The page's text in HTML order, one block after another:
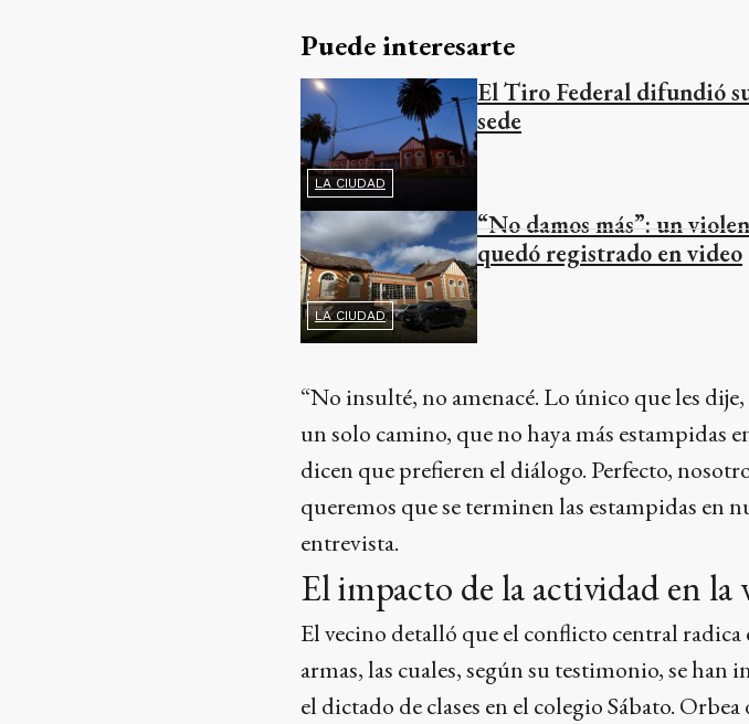
Puede interesarte
LA CIUDAD
El Tiro Federal difundió
sede
LA CIUDAD
“No damos más”: un
quedó registrado en video
“No insulté, no amenacé. Lo único que les
un solo camino, que no haya más estampidas
dicen que prefieren el diálogo. Perfecto,
queremos que se terminen las estampidas en
entrevista.
El impacto de la actividad en la
El vecino detalló que el conflicto central radica
armas, las cuales, según su testimonio, se
el dictado de clases en el colegio Sábato.